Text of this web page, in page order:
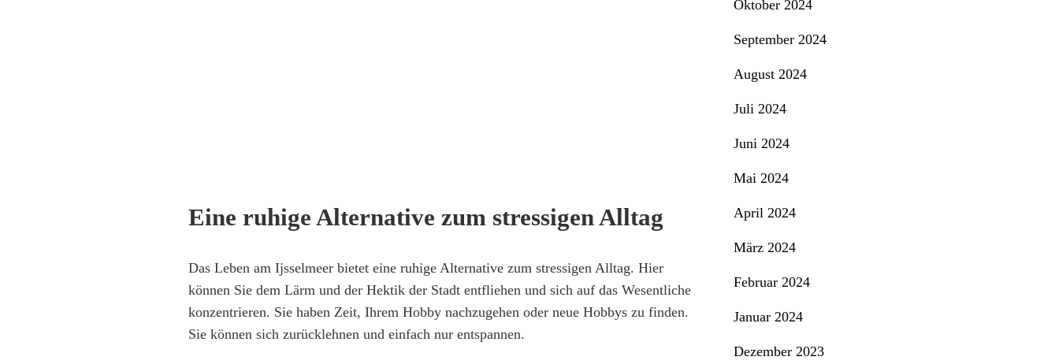
Eine ruhige Alternative zum stressigen Alltag
Das Leben am Ijsselmeer bietet eine ruhige Alternative zum stressigen Alltag. Hier
können Sie dem Lärm und der Hektik der Stadt entfliehen und sich auf das Wesentliche
konzentrieren. Sie haben Zeit, Ihrem Hobby nachzugehen oder neue Hobbys zu finden.
Sie können sich zurücklehnen und einfach nur entspannen.
Oktober 2024
September 2024
August 2024
Juli 2024
Juni 2024
Mai 2024
April 2024
März 2024
Februar 2024
Januar 2024
Dezember 2023